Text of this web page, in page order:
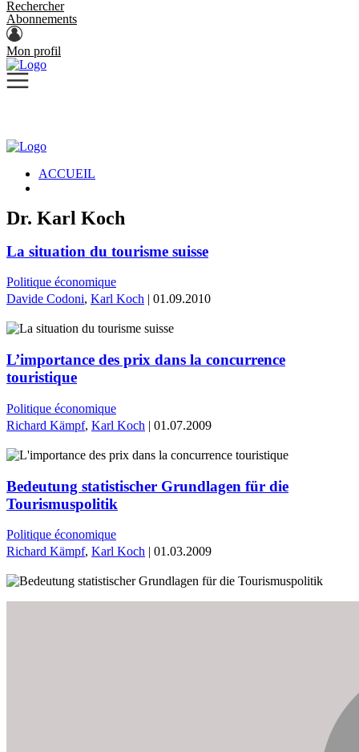
Rechercher
Abonnements
Mon profil
ACCUEIL
Dr. Karl Koch
La situation du tourisme suisse
Politique économique
Davide Codoni, Karl Koch | 01.09.2010
L’importance des prix dans la concurrence
touristique
Politique économique
Richard Kämpf, Karl Koch | 01.07.2009
Bedeutung statistischer Grundlagen für die
Tourismuspolitik
Politique économique
Richard Kämpf, Karl Koch | 01.03.2009